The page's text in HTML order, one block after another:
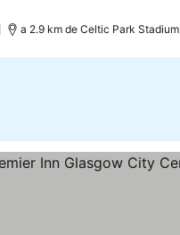
a 2.9 km de Celtic Park Stadium